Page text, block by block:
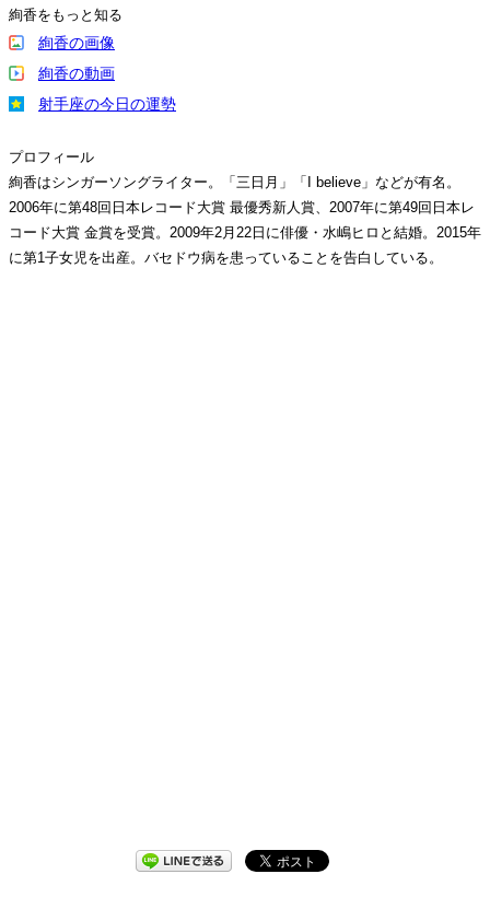
絢香をもっと知る
絢香の画像
絢香の動画
射手座の今日の運勢
プロフィール
絢香はシンガーソングライター。「三日月」「I believe」などが有名。
2006年に第48回日本レコード大賞 最優秀新人賞、2007年に第49回日本レ
コード大賞 金賞を受賞。2009年2月22日に俳優・水嶋ヒロと結婚。2015年
に第1子女児を出産。バセドウ病を患っていることを告白している。